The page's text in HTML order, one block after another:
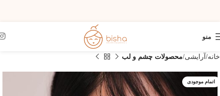
منو
خانه آرایشی محصولات چشم و لب
اتمام موجودی